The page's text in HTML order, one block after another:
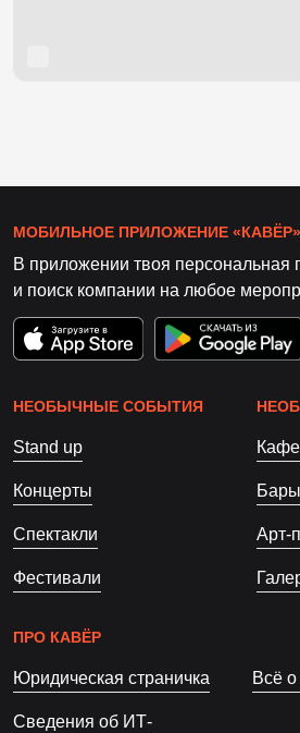
МОБИЛЬНОЕ ПРИЛОЖЕНИЕ «КАВЁР»
В приложении твоя персональная
и поиск компании на любое
НЕОБЫЧНЫЕ СОБЫТИЯ
Stand up
Концерты
Спектакли
Фестивали
Кафе
Бары
Арт-
ПРО КАВЁР
Юридическая страничка Всё
Сведения об ИТ-